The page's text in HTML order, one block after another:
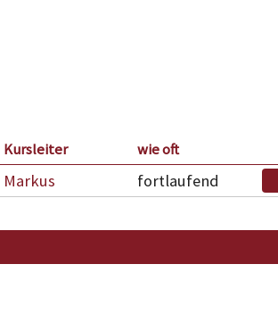
Kursleiter wie oft
Markus fortlaufend